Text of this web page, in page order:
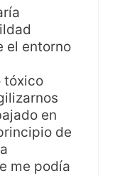
el entorno
tóxico
en
de
me podía